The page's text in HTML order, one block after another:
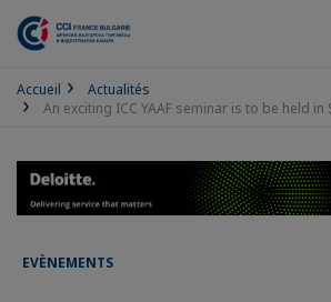
Accueil
Actualités
An exciting ICC YAAF seminar is to be held in
EVÈNEMENTS